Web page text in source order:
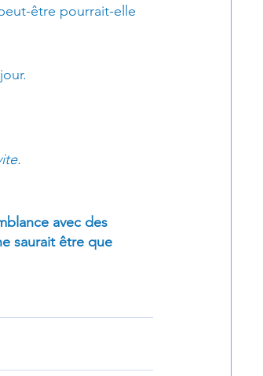
être pourrait-elle
avec des
saurait être que